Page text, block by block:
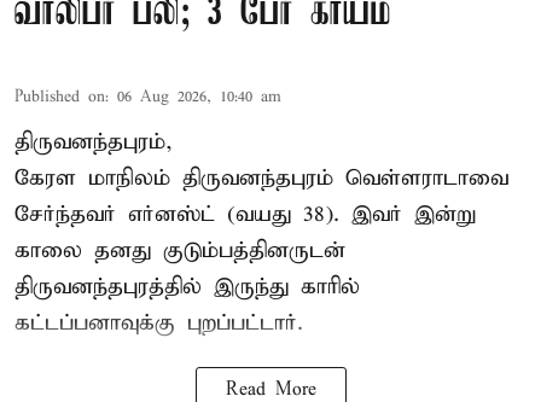
வாலிபர் பலி; 3 பேர் காயம்
Published on: 06 Aug 2026, 10:40 am
திருவனந்தபுரம்,
கேரள மாநிலம் திருவனந்தபுரம் வெள்ளராடாவை
சேர்ந்தவர் எர்னஸ்ட் (வயது 38). இவர் இன்று
காலை தனது குடும்பத்தினருடன்
திருவனந்தபுரத்தில் இருந்து காரில்
கட்டப்பனாவுக்கு புறப்பட்டார்.
Read More